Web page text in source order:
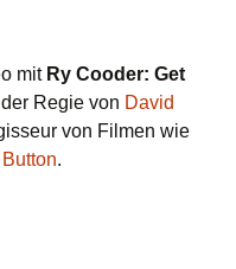
mit Ry Cooder: Get
Regie von David
von Filmen wie
.